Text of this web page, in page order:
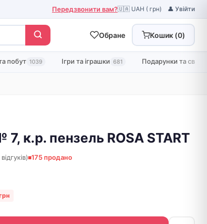
Передзвонити вам?🇺🇦 UAH ( грн) 👤 Увійти
Обране Кошик (0)
побут 1039 Ігри та іграшки 681 Подарунки та свята
7, к.р. пензель ROSA START
175 продано